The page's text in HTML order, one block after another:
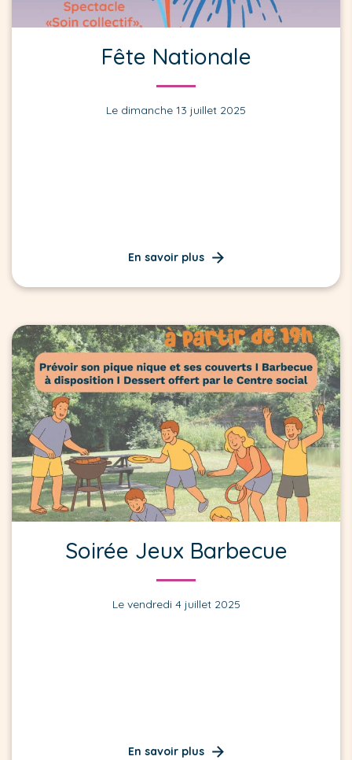
Fête Nationale
Le dimanche 13 juillet 2025
En savoir plus
Soirée Jeux Barbecue
Le vendredi 4 juillet 2025
En savoir plus